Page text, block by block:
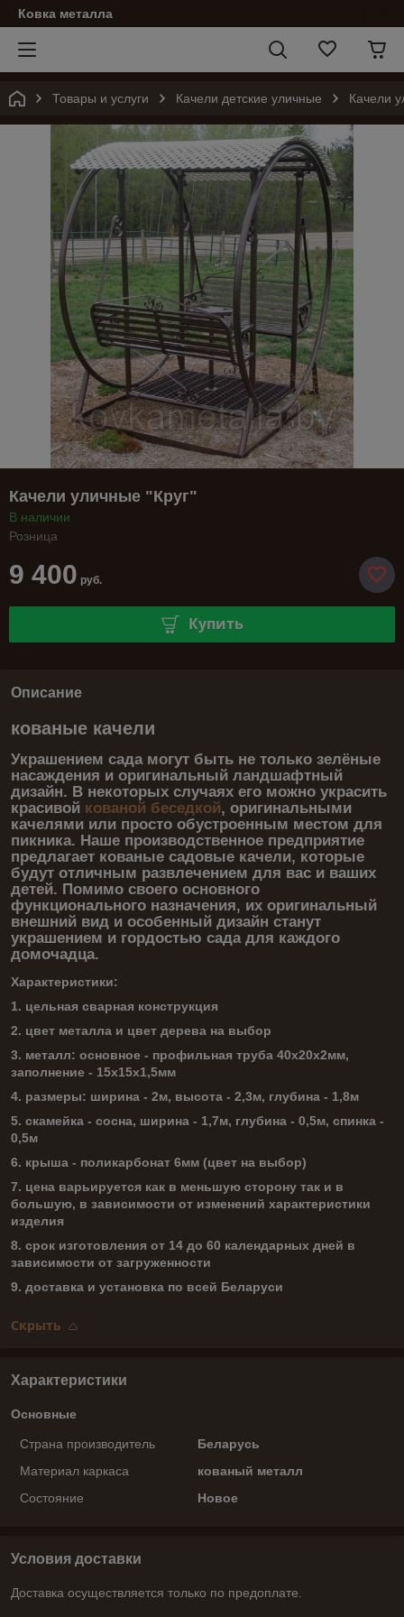
Ковка металла
Товары и услуги Качели детские уличные Качели
Качели уличные "Круг"
В наличии
Розница
9 400 руб.
Купить
Описание
кованые качели
Украшением сада могут быть не только зелёные
насаждения и оригинальный ландшафтный
дизайн. В некоторых случаях его можно украсить
красивой кованой беседкой, оригинальными
качелями или просто обустроенным местом для
пикника. Наше производственное предприятие
предлагает кованые садовые качели, которые
будут отличным развлечением для вас и ваших
детей. Помимо своего основного
функционального назначения, их оригинальный
внешний вид и особенный дизайн станут
украшением и гордостью сада для каждого
домочадца.
Характеристики:
1. цельная сварная конструкция
2. цвет металла и цвет дерева на выбор
3. металл: основное - профильная труба 40х20х2мм,
заполнение - 15х15х1,5мм
4. размеры: ширина - 2м, высота - 2,3м, глубина - 1,8м
5. скамейка - сосна, ширина - 1,7м, глубина - 0,5м, спинка -
0,5м
6. крыша - поликарбонат 6мм (цвет на выбор)
7. цена варьируется как в меньшую сторону так и в
большую, в зависимости от изменений характеристики
изделия
8. срок изготовления от 14 до 60 календарных дней в
зависимости от загруженности
9. доставка и установка по всей Беларуси
Скрыть
Характеристики
Основные
Страна производитель
Беларусь
Материал каркаса
кованый металл
Состояние
Новое
Условия доставки
Доставка осуществляется только по предоплате.